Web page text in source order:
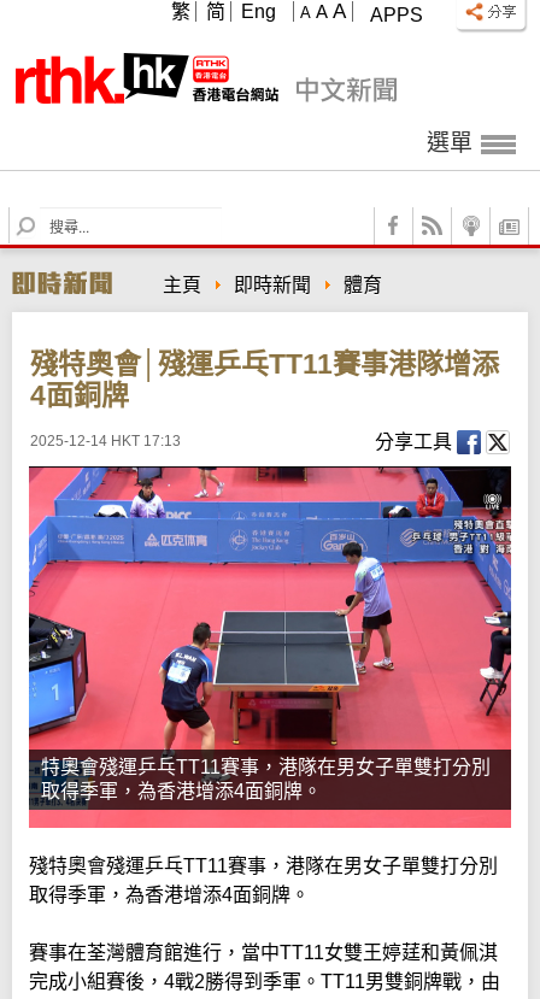
APPS
A A A
繁 简 Eng
選單
S
e
r
c
主頁 即時新聞 體育
殘特奧會│殘運乒乓TT11賽事港隊增添
4面銅牌
2025-12-14 HKT 17:13 分享工具
特奧會殘運乒乓TT11賽事，港隊在男女子單雙打分別
取得季軍，為香港增添4面銅牌。
殘特奧會殘運乒乓TT11賽事，港隊在男女子單雙打分別
取得季軍，為香港增添4面銅牌。
賽事在荃灣體育館進行，當中TT11女雙王婷莛和黃佩淇
完成小組賽後，4戰2勝得到季軍。TT11男雙銅牌戰，由